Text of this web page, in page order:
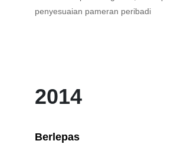
penyesuaian pameran peribadi
2014
Berlepas